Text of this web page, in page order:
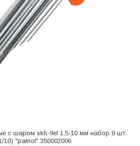
с шаром skh-9el 1,5-10 мм набор 9 шт.
10) "patriot" 350002006